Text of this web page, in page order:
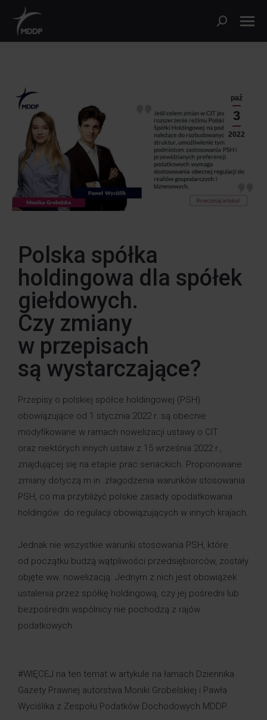
paź
3
2022
Polska spółka
holdingowa dla spółek
giełdowych.
Czy zmiany
w przepisach
są wystarczające?
Przepisy o polskiej spółce holdingowej (PSH)
obowiązujące od 1 stycznia 2022 r. są obecnie
modyfikowane w ramach nowelizacji ustawy o CIT
oraz niektórych innych ustaw z 15 września 2022 r.,
znajdującej się na etapie prac senackich. Proponowane
zmiany dotyczą m.in. złagodzenia warunków stosowania
PSH, co ma przybliżyć polskie zasady opodatkowania
holdingów do regulacji obowiązujących w innych krajach.
Jednak nie wszystkie warunki stosowania PSH, które
od początku budzą wątpliwości przedsiębiorców, zostały
objęte ww. nowelizacją. Jednym z nich jest obowiązek
ustalenia przez spółkę holdingową, czy jej pośredni lub
bezpośredni wspólnicy nie pochodzą z rajów
podatkowych.
#WIĘCEJ na ten temat w artykule na łamach Dziennika
Gazety Prawnej autorstwa Moniki Grobelskiej i Pawła
Wyciślika z Zespołu Podatków Dochodowych MDDP.